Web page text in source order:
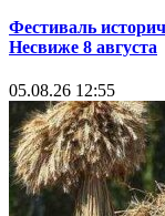
Фестиваль
Несвиже 8 августа
05.08.26 12:55